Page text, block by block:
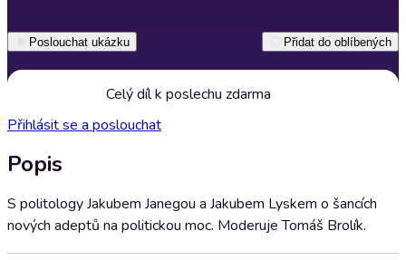
Poslouchat ukázku Přidat do oblíbených
Celý díl k poslechu zdarma
Přihlásit se a poslouchat
Popis
S politology Jakubem Janegou a Jakubem Lyskem o šancích
nových adeptů na politickou moc. Moderuje Tomáš Brolík.